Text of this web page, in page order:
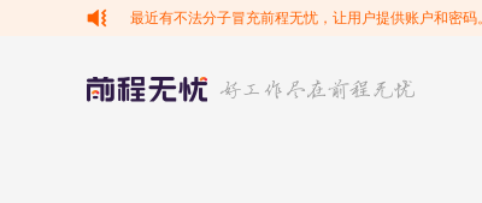
最近有不法分子冒充前程无忧，让用户提供账户和密